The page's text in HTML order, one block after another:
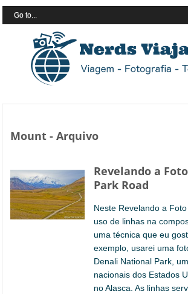
Mount - Arquivo
Revelando a
Park Road
Neste Revelando a
uso de linhas na
uma técnica que eu
exemplo, usarei uma
Denali National Park,
nacionais dos Estados
no Alasca. As linhas